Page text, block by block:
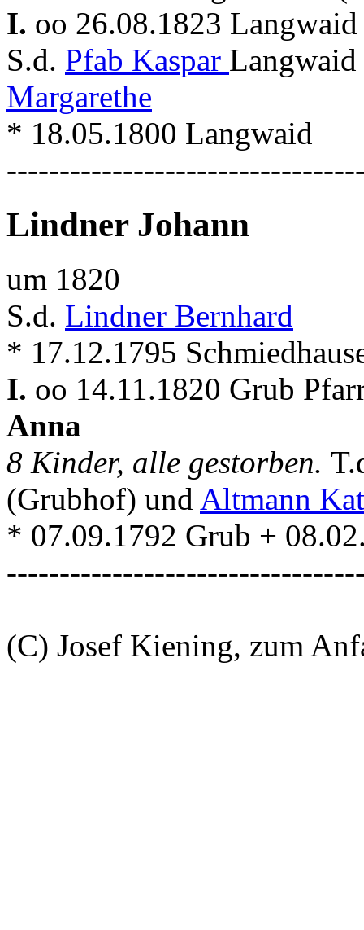
I. oo 26.08.1823
S.d. Pfab Kaspar
Margarethe
* 18.05.1800 Langwaid
Lindner Johann
um 1820
S.d. Lindner Bernhard
* 17.12.1795
I. oo 14.11.1820 Grub
Anna
8 Kinder, alle gestorben.
(Grubhof) und Altmann
* 07.09.1792 Grub +
(C) Josef Kiening, zum